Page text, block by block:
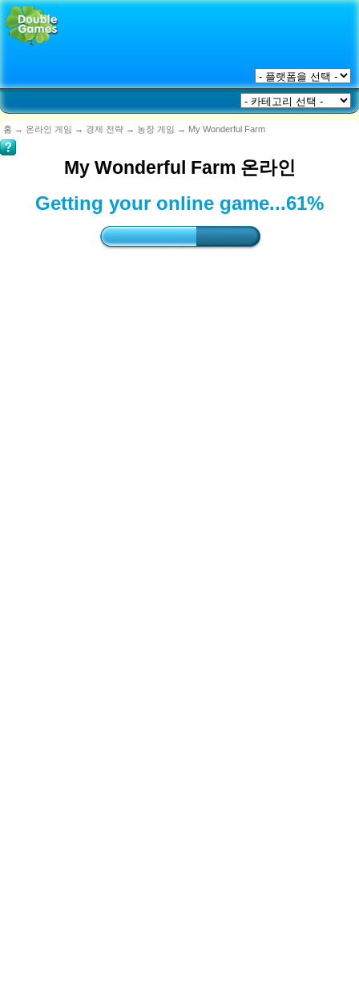
홈 → 온라인 게임 → 경제 전략 → 농장 게임 → My Wonderful Farm
My Wonderful Farm 온라인
Getting your online game...61%